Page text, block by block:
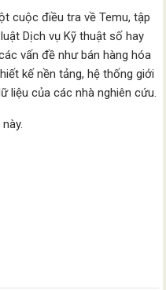
cuộc điều tra về Temu, tập
Dịch vụ Kỹ thuật số hay
vấn đề như bán hàng hóa
kế nền tảng, hệ thống giới
liệu của các nhà nghiên cứu.